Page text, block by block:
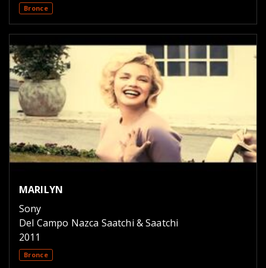
Bronce
MARILYN
Sony
Del Campo Nazca Saatchi & Saatchi
2011
Bronce